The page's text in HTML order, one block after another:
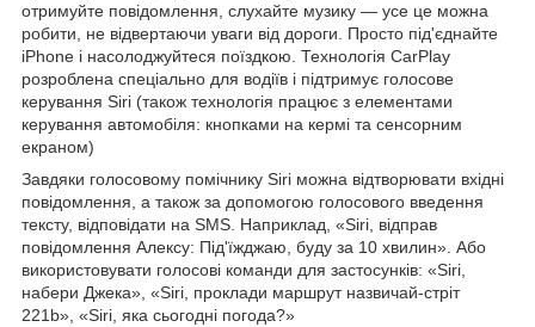
отримуйте повідомлення, слухайте музику — усе це можна
робити, не відвертаючи уваги від дороги. Просто під'єднайте
iPhone і насолоджуйтеся поїздкою. Технологія CarPlay
розроблена спеціально для водіїв і підтримує голосове
керування Siri (також технологія працює з елементами
керування автомобіля: кнопками на кермі та сенсорним
екраном)
Завдяки голосовому помічнику Siri можна відтворювати вхідні
повідомлення, а також за допомогою голосового введення
тексту, відповідати на SMS. Наприклад, «Siri, відправ
повідомлення Алексу: Під'їжджаю, буду за 10 хвилин». Або
використовувати голосові команди для застосунків: «Siri,
набери Джека», «Siri, проклади маршрут назвичай-стріт
221b», «Siri, яка сьогодні погода?»